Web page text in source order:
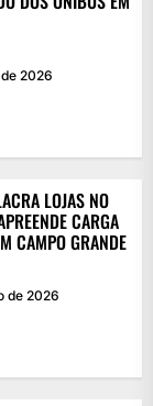
2026
LOJAS NO
CARGA
CAMPO GRANDE
de 2026